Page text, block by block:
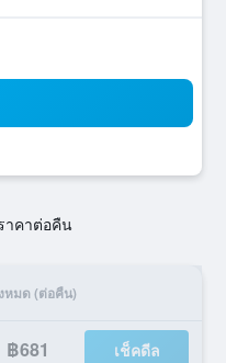
าคาต่อคืน
หมด (ต่อคืน)
฿681 เช็คดีล